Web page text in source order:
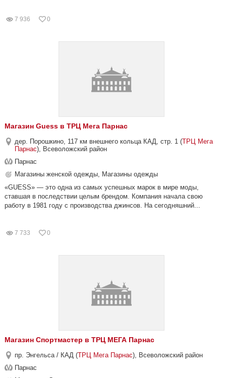
7 936 0
Магазин Guess в ТРЦ Мега Парнас
дер. Порошкино, 117 км внешнего кольца КАД, стр. 1 (ТРЦ Мега
Парнас), Всеволожский район
Парнас
Магазины женской одежды, Магазины одежды
«GUESS» — это одна из самых успешных марок в мире моды,
ставшая в последствии целым брендом. Компания начала свою
работу в 1981 году с производства джинсов. На сегодняшний...
7 733 0
Магазин Спортмастер в ТРЦ МЕГА Парнас
пр. Энгельса / КАД (ТРЦ Мега Парнас), Всеволожский район
Парнас